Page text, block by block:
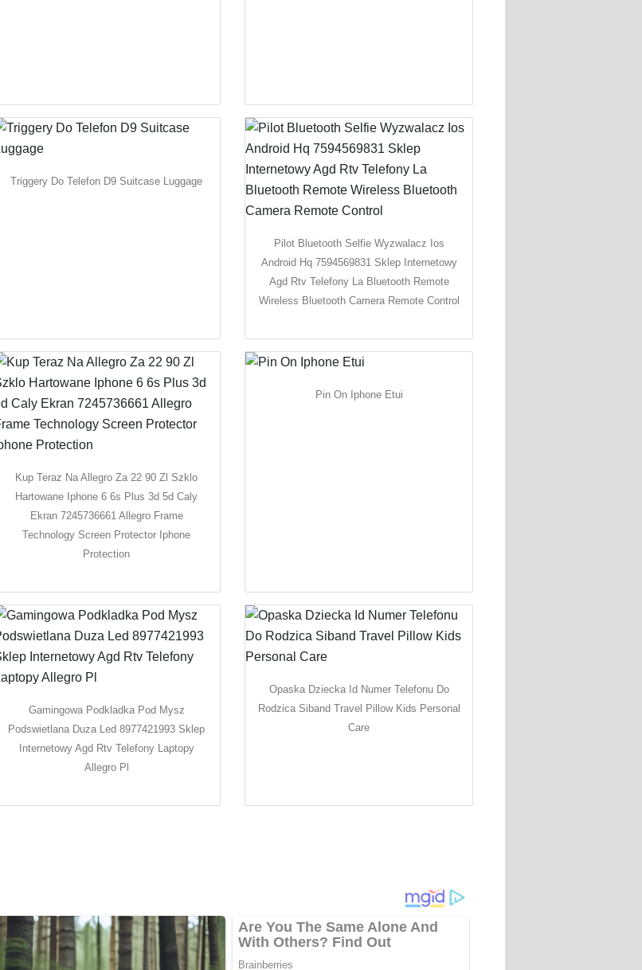
Triggery Do Telefon D9 Suitcase Luggage
Pilot Bluetooth Selfie Wyzwalacz Ios
Android Hq 7594569831 Sklep Internetowy
Agd Rtv Telefony La Bluetooth Remote
Wireless Bluetooth Camera Remote Control
Kup Teraz Na Allegro Za 22 90 Zl Szklo
Hartowane Iphone 6 6s Plus 3d 5d Caly
Ekran 7245736661 Allegro Frame
Technology Screen Protector Iphone
Protection
Pin On Iphone Etui
Gamingowa Podkladka Pod Mysz
Podswietlana Duza Led 8977421993 Sklep
Internetowy Agd Rtv Telefony Laptopy
Allegro Pl
Opaska Dziecka Id Numer Telefonu Do
Rodzica Siband Travel Pillow Kids Personal
Care